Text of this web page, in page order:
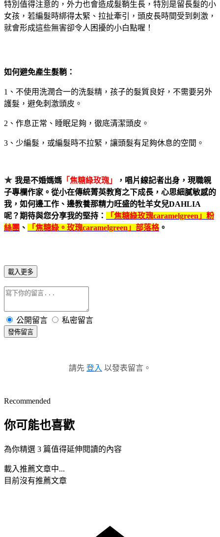
特別值得注意的，外力也會造成髮鞘生長，特別是留長髮的小
女孩，若編髮時綁得太緊、拉扯牽引，頭皮長時間受到刺激，
就會形成這些無害卻令人困擾的小白點喔！
如何避免產生髮鞘：
1、不使用洗潤合一的洗髮精，孩子的髮質良好，不需要另外
護髮，避免刺激頭皮。
2 、 作息正常、睡眠足夠，徹底清潔頭皮。
3、 少編髮，或編髮時不拉緊，讓頭髮有足夠休息的空間。
★ 我是不婚媽媽 「焦糖綠玫瑰」
，唱片線記者出身，現職親
子專欄作家。從小在傳統菁英教育之下成長，心思細膩敏感的
我，如何邊工作、邊教養那精力旺盛的牡羊女兒DAHLIA
呢？期待與您分享我的堅持：
「焦糖綠玫瑰caramelgreen 」粉
絲團 、 「焦糖綠。玫瑰caramelgreen 」部落格。
載入更多
公開留言 私密留言
發佈留言
請先 登入 以發表留言。
Recommended
你可能也喜歡
為你精選 3 篇值得延伸閱讀的內容
載入推薦文章中...
目前沒有推薦文章